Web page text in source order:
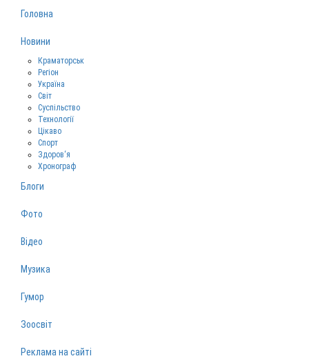
Головна
Новини
Краматорськ
Регіон
Україна
Світ
Суспільство
Технології
Цікаво
Спорт
Здоров‘я
Хронограф
Блоги
Фото
Відео
Музика
Гумор
Зоосвіт
Реклама на сайті